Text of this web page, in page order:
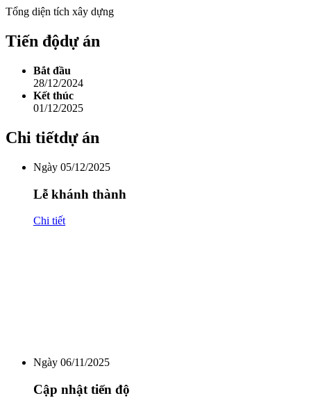
Tổng diện tích xây dựng
Tiến độdự án
Bắt đầu
28/12/2024
Kết thúc
01/12/2025
Chi tiếtdự án
Ngày 05/12/2025
Lễ khánh thành
Chi tiết
Ngày 06/11/2025
Cập nhật tiến độ